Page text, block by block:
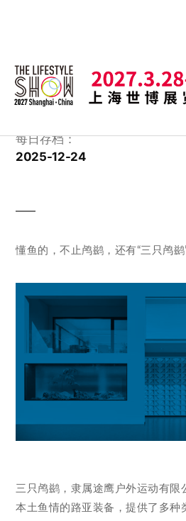
每日存档：
2025-12-24
懂鱼的，不止鸬鹚，还有“三只鸬鹚
三只鸬鹚，隶属途鹰户外运动有限
本土鱼情的路亚装备，提供了多种